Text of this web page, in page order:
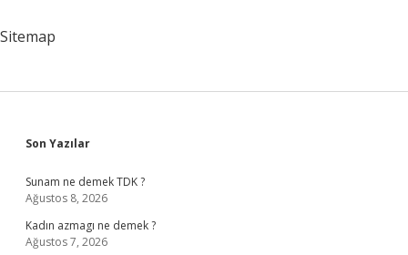
Sitemap
Sidebar
Son Yazılar
Sunam ne demek TDK ?
Ağustos 8, 2026
Kadın azmagı ne demek ?
Ağustos 7, 2026